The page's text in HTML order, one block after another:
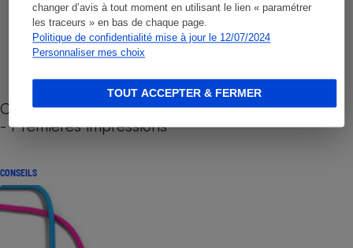
changer d’avis à tout moment en utilisant le lien « paramétrer
les traceurs » en bas de chaque page.
Politique de confidentialité mise à jour le 12/07/2024
Personnaliser mes choix
TOUT ACCEPTER & FERMER
Cafetière à capsules zéro déchet CoffeeB (vidéo)
- Premières impressions
CONSEILS